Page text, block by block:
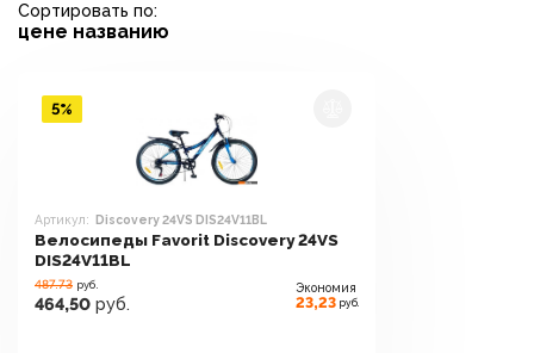
Сортировать по:
цене названию
Артикул: Discovery 24VS DIS24V11BL
Велосипеды Favorit Discovery 24VS
DIS24V11BL
487.73 руб.
464,50 руб.
Экономия
23,23 руб.
5%